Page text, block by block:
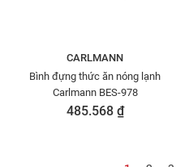
CARLMANN
Bình đựng thức ăn nóng lạnh
Carlmann BES-978
485.568 ₫